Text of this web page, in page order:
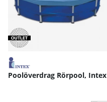
Poolöverdrag Rörpool, Intex